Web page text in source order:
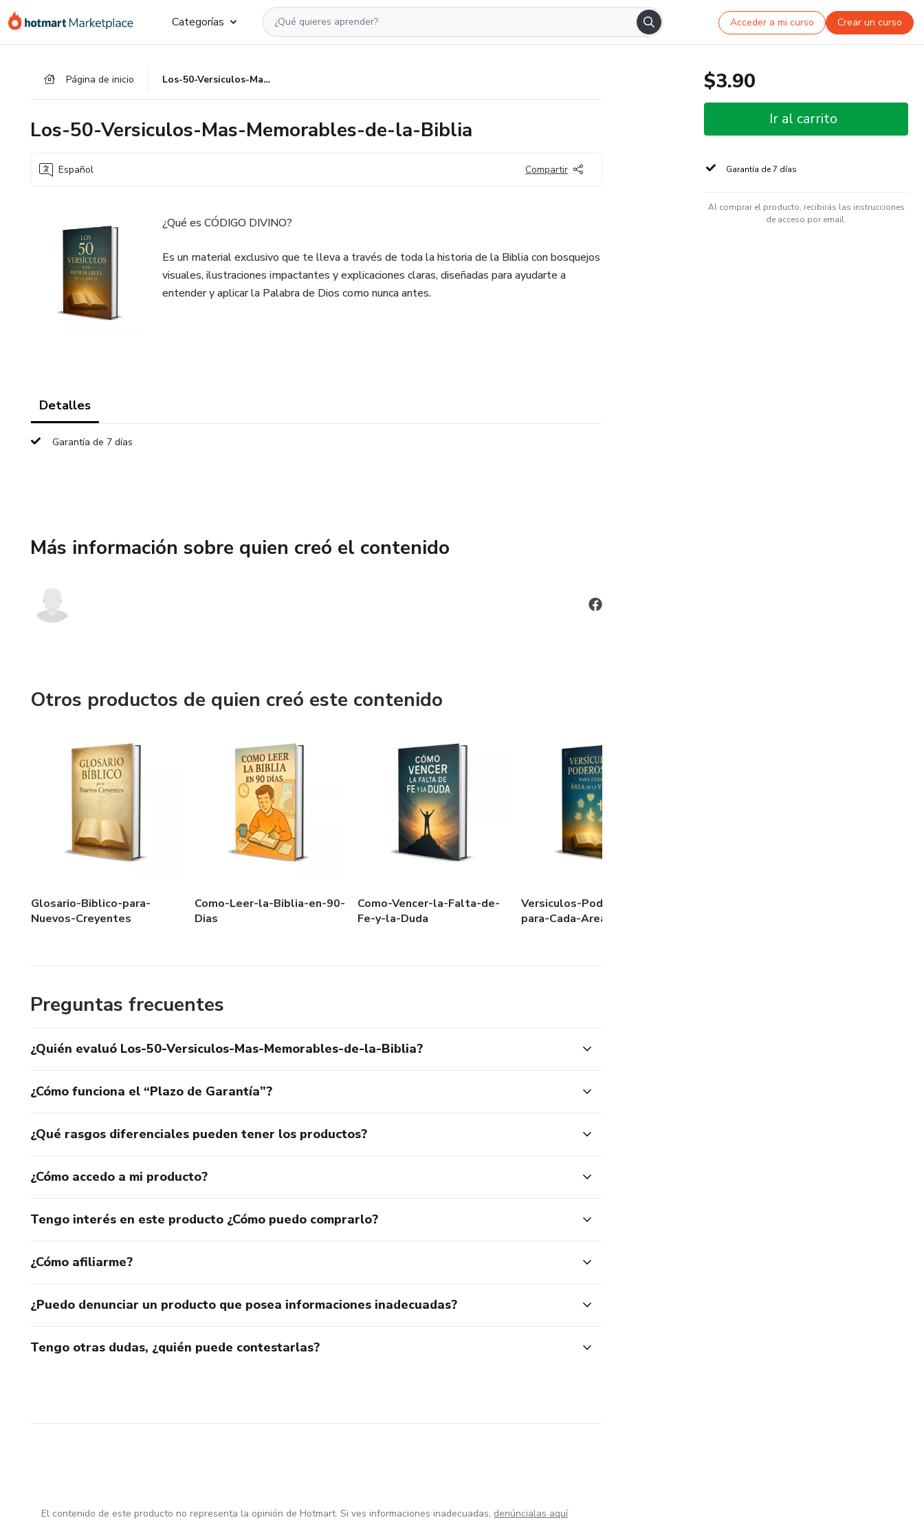
Categorías Acceder a mi curso Crear un curso
Página de inicio Los-50-Versiculos-Mas-Memorables-de-la-Biblia
Los-50-Versiculos-Mas-Memorables-de-la-Biblia
Español Compartir
¿Qué es CÓDIGO DIVINO?
Es un material exclusivo que te lleva a través de toda la historia de la Biblia con bosquejos
visuales, ilustraciones impactantes y explicaciones claras, diseñadas para ayudarte a
entender y aplicar la Palabra de Dios como nunca antes.
Detalles
Garantía de 7 días
Más información sobre quien creó el contenido
Otros productos de quien creó este contenido
Glosario-Biblico-para-
Nuevos-Creyentes
Como-Leer-la-Biblia-en-90-
Dias
Como-Vencer-la-Falta-de-
Fe-y-la-Duda
Versiculos-Poderosos-
para-Cada-Area-de-la-Vida
Preguntas frecuentes
¿Quién evaluó Los-50-Versiculos-Mas-Memorables-de-la-Biblia?
¿Cómo funciona el “Plazo de Garantía”?
¿Qué rasgos diferenciales pueden tener los productos?
¿Cómo accedo a mi producto?
Tengo interés en este producto ¿Cómo puedo comprarlo?
¿Cómo afiliarme?
¿Puedo denunciar un producto que posea informaciones inadecuadas?
Tengo otras dudas, ¿quién puede contestarlas?
$3.90
Ir al carrito
Garantía de 7 días
Al comprar el producto, recibirás las instrucciones
de acceso por email.
El contenido de este producto no representa la opinión de Hotmart. Si ves informaciones inadecuadas, denúncialas aquí